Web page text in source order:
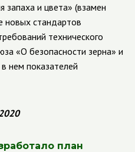
и цвета» (взамен
стандартов
технического
«О безопасности зерна» и
нем показателей
план